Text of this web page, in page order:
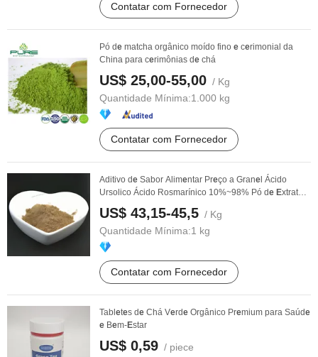
Contatar com Fornecedor
Pó de matcha orgânico moído fino e cerimonial da
China para cerimônias de chá
US$ 25,00-55,00 / Kg
Quantidade Mínima:1.000 kg
Contatar com Fornecedor
Aditivo de Sabor Alimentar Preço a Grane l Ácido
Ursolico Ácido Rosmarínico 10%~98% Pó de Extrato
US$ 43,15-45,5 / Kg
Quantidade Mínima:1 kg
Contatar com Fornecedor
Tabl etes de Chá Verde Orgânico Premium para Saúde
e Bem-Estar
US$ 0,59 / piece